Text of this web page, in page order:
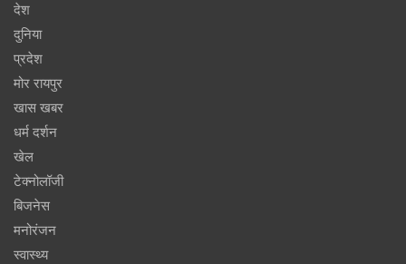
देश
दुनिया
प्रदेश
मोर रायपुर
खास खबर
धर्म दर्शन
खेल
टेक्नोलॉजी
बिजनेस
मनोरंजन
स्वास्थ्य